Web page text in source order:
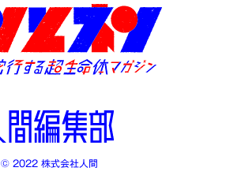
© 2022 株式会社人間